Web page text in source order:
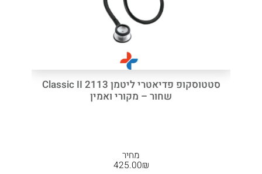
סטטוסקופ פדיאטרי ליטמן 2113 Classic II
שחור – מקורי ואמין
מחיר
₪
425.00